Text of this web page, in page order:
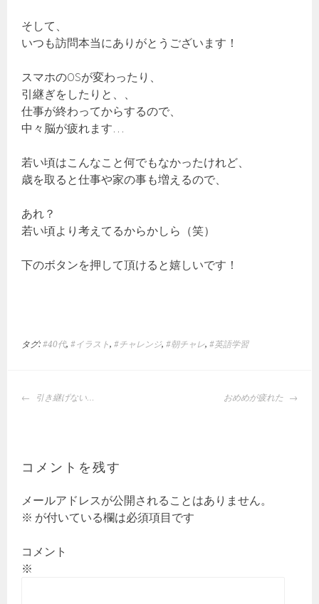
そして、
いつも訪問本当にありがとうございます！
スマホのOSが変わったり、
引継ぎをしたりと、、
仕事が終わってからするので、
中々脳が疲れます…
若い頃はこんなこと何でもなかったけれど、
歳を取ると仕事や家の事も増えるので、
あれ？
若い頃より考えてるからかしら（笑）
下のボタンを押して頂けると嬉しいです！
タグ:#40代,#イラスト,#チャレンジ,#朝チャレ,#英語学習
投
ゲ
ー
シ
ョ
ン
引き継げない… おめめが疲れた
コメントを残す
メールアドレスが公開されることはありません。
※ が付いている欄は必須項目です
コメント
※